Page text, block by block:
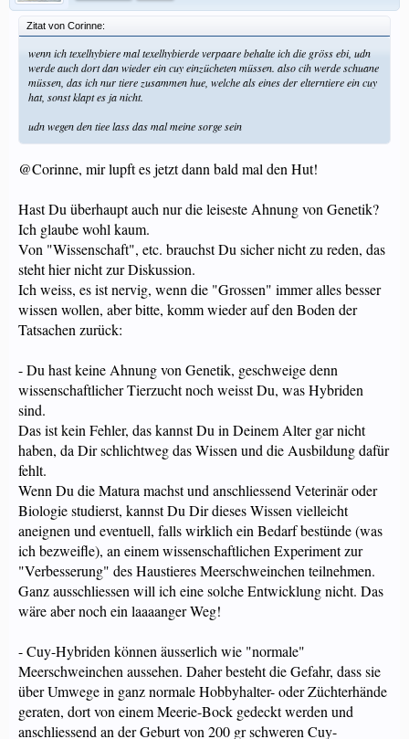
Zitat von Corinne:
wenn ich texelhybiere mal texelhybierde verpaare behalte ich die gröss ebi, udn
werde auch dort dan wieder ein cuy einzücheten müssen. also cih werde schuane
müssen, das ich nur tiere zusammen hue, welche als eines der elterntiere ein cuy
hat, sonst klapt es ja nicht.
udn wegen den tiee lass das mal meine sorge sein
@Corinne, mir lupft es jetzt dann bald mal den Hut!
Hast Du überhaupt auch nur die leiseste Ahnung von Genetik?
Ich glaube wohl kaum.
Von "Wissenschaft", etc. brauchst Du sicher nicht zu reden, das
steht hier nicht zur Diskussion.
Ich weiss, es ist nervig, wenn die "Grossen" immer alles besser
wissen wollen, aber bitte, komm wieder auf den Boden der
Tatsachen zurück:
- Du hast keine Ahnung von Genetik, geschweige denn
wissenschaftlicher Tierzucht noch weisst Du, was Hybriden
sind.
Das ist kein Fehler, das kannst Du in Deinem Alter gar nicht
haben, da Dir schlichtweg das Wissen und die Ausbildung dafür
fehlt.
Wenn Du die Matura machst und anschliessend Veterinär oder
Biologie studierst, kannst Du Dir dieses Wissen vielleicht
aneignen und eventuell, falls wirklich ein Bedarf bestünde (was
ich bezweifle), an einem wissenschaftlichen Experiment zur
"Verbesserung" des Haustieres Meerschweinchen teilnehmen.
Ganz ausschliessen will ich eine solche Entwicklung nicht. Das
wäre aber noch ein laaaanger Weg!
- Cuy-Hybriden können äusserlich wie "normale"
Meerschweinchen aussehen. Daher besteht die Gefahr, dass sie
über Umwege in ganz normale Hobbyhalter- oder Züchterhände
geraten, dort von einem Meerie-Bock gedeckt werden und
anschliessend an der Geburt von 200 gr schweren Cuy-